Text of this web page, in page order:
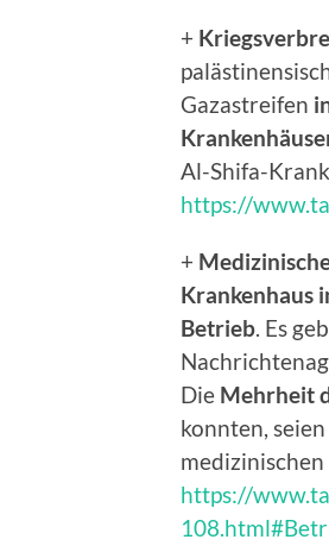
+
Gazastreifen
Al-Shifa-
https://
+
Krankenhaus
Betrieb. Es
Die Mehrheit
konnten,
https://